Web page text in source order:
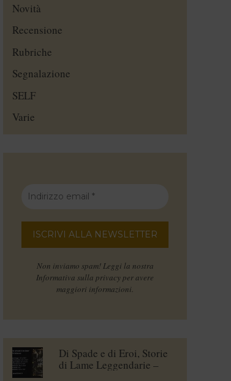
Novità
Recensione
Rubriche
Segnalazione
SELF
Varie
Non inviamo spam! Leggi la nostra
Informativa sulla privacy per avere
maggiori informazioni.
Di Spade e di Eroi, Storie
di Lame Leggendarie –